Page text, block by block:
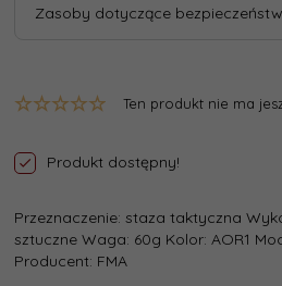
Zasoby dotyczące
Ten produkt nie ma
Produkt dostępny!
Przeznaczenie: staza taktyczna
sztuczne Waga: 60g Kolor: AOR1
Producent: FMA